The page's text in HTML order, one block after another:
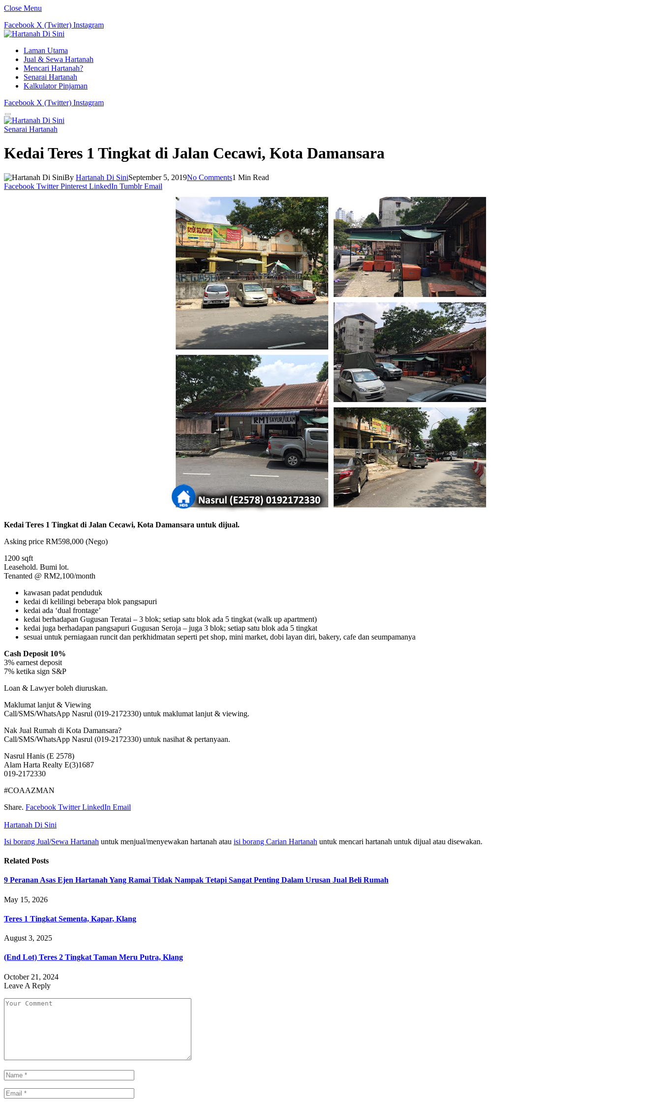
Close Menu
Facebook X (Twitter) Instagram
Laman Utama
Jual & Sewa Hartanah
Mencari Hartanah?
Senarai Hartanah
Kalkulator Pinjaman
Facebook X (Twitter) Instagram
Senarai Hartanah
Kedai Teres 1 Tingkat di Jalan Cecawi, Kota Damansara
By Hartanah Di SiniSeptember 5, 2019No Comments1 Min Read
Facebook Twitter Pinterest LinkedIn Tumblr Email
Kedai Teres 1 Tingkat di Jalan Cecawi, Kota Damansara untuk dijual.
Asking price RM598,000 (Nego)
1200 sqft
Leasehold. Bumi lot.
Tenanted @ RM2,100/month
kawasan padat penduduk
kedai di kelilingi beberapa blok pangsapuri
kedai ada ‘dual frontage’
kedai berhadapan Gugusan Teratai – 3 blok; setiap satu blok ada 5 tingkat (walk up apartment)
kedai juga berhadapan pangsapuri Gugusan Seroja – juga 3 blok; setiap satu blok ada 5 tingkat
sesuai untuk perniagaan runcit dan perkhidmatan seperti pet shop, mini market, dobi layan diri, bakery, cafe dan seumpamanya
Cash Deposit 10%
3% earnest deposit
7% ketika sign S&P
Loan & Lawyer boleh diuruskan.
Maklumat lanjut & Viewing
Call/SMS/WhatsApp Nasrul (019-2172330) untuk maklumat lanjut & viewing.
Nak Jual Rumah di Kota Damansara?
Call/SMS/WhatsApp Nasrul (019-2172330) untuk nasihat & pertanyaan.
Nasrul Hanis (E 2578)
Alam Harta Realty E(3)1687
019-2172330
#COAAZMAN
Share. Facebook Twitter LinkedIn Email
Hartanah Di Sini
Isi borang Jual/Sewa Hartanah untuk menjual/menyewakan hartanah atau isi borang Carian Hartanah untuk mencari hartanah untuk dijual atau disewakan.
Related Posts
9 Peranan Asas Ejen Hartanah Yang Ramai Tidak Nampak Tetapi Sangat Penting Dalam Urusan Jual Beli Rumah
May 15, 2026
Teres 1 Tingkat Sementa, Kapar, Klang
August 3, 2025
(End Lot) Teres 2 Tingkat Taman Meru Putra, Klang
October 21, 2024
Leave A Reply